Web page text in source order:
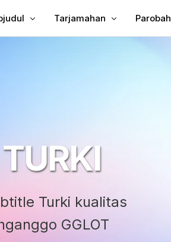
Subjudul
Creator
Tarjamahan Parobah
Turki kualitas
GGLOT